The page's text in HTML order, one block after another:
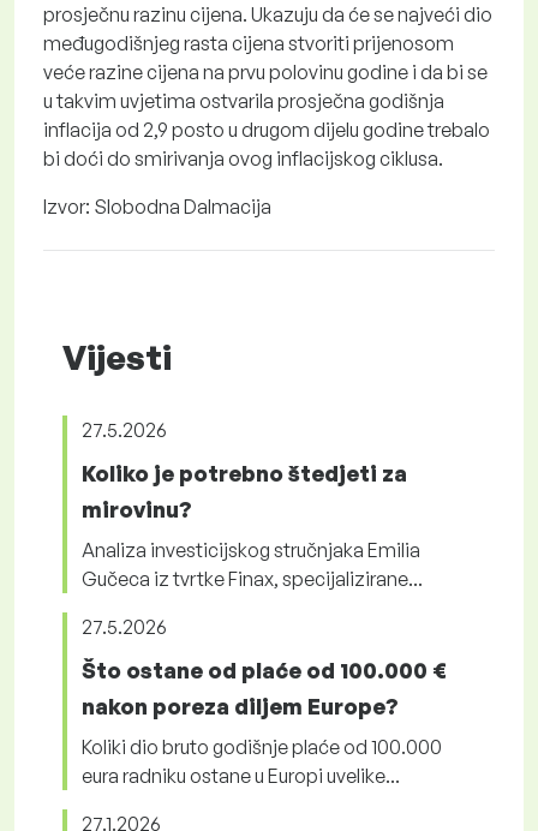
prosječnu razinu cijena. Ukazuju da će se najveći dio
međugodišnjeg rasta cijena stvoriti prijenosom
veće razine cijena na prvu polovinu godine i da bi se
u takvim uvjetima ostvarila prosječna godišnja
inflacija od 2,9 posto u drugom dijelu godine trebalo
bi doći do smirivanja ovog inflacijskog ciklusa.
Izvor: Slobodna Dalmacija
Vijesti
27.5.2026
Koliko je potrebno štedjeti za
mirovinu?
Analiza investicijskog stručnjaka Emilia
Gučeca iz tvrtke Finax, specijalizirane...
27.5.2026
Što ostane od plaće od 100.000 €
nakon poreza diljem Europe?
Koliki dio bruto godišnje plaće od 100.000
eura radniku ostane u Europi uvelike...
27.1.2026